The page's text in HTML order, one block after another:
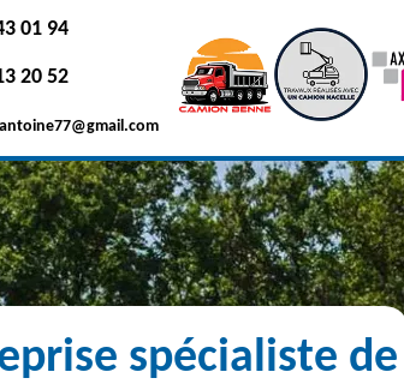
01 94
20 52
spécialiste de